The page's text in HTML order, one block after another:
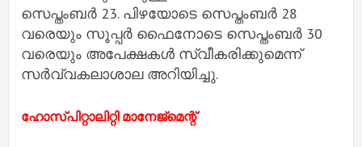
സെപ്തംബർ 23. പിഴയോടെ സെപ്തംബർ 28
വരെയും സൂപ്പ‍ർ ഫൈനോടെ സെപ്തംബർ 30
വരെയും അപേക്ഷകൾ സ്വീകരിക്കുമെന്ന്
സർവ്വകലാശാല അറിയിച്ചു.
ഹോസ്പിറ്റാലിറ്റി മാനേജ്മെന്റ്